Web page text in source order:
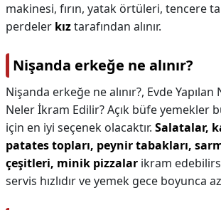
makinesi, fırın, yatak örtüleri, tencere
perdeler kıztarafından alınır.
Nişanda erkeğe ne alınır?
Nişanda erkeğe ne alınır?, Evde
Neler İkram Edilir? Açık büfe yemekler
için en iyi seçenek olacaktır. Salatalar,
patates topları, peynir tabakları,
çeşitleri, minik pizzalar ikram
servis hızlıdır ve yemek gece boyunca